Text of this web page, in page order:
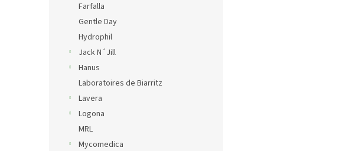
Farfalla
Gentle Day
Hydrophil
Jack N´Jill
Hanus
Laboratoires de Biarritz
Lavera
Logona
MRL
Mycomedica